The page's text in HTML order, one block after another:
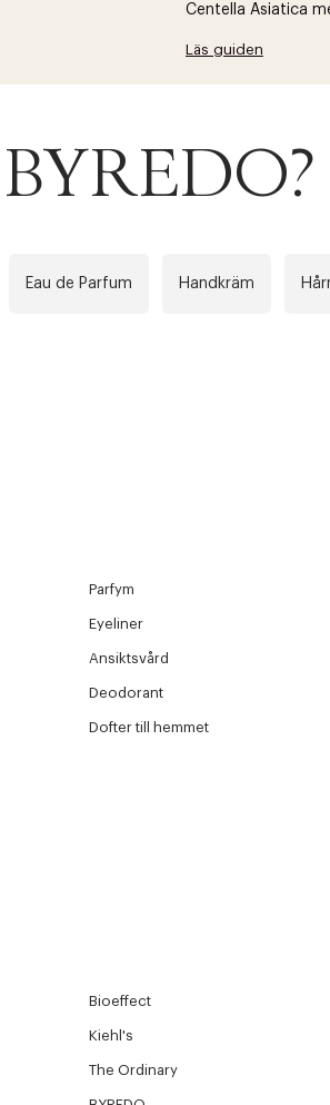
Centella Asiatica
Läs guiden
Eau de Parfum Handkräm
Parfym
Eyeliner
Ansiktsvård
Deodorant
Dofter till hemmet
Bioeffect
Kiehl's
The Ordinary